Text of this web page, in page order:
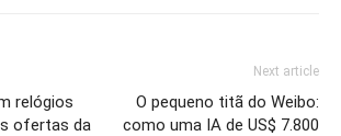
relógios
ofertas da
Next article
O pequeno titã do Weibo:
como uma IA de US$ 7.800